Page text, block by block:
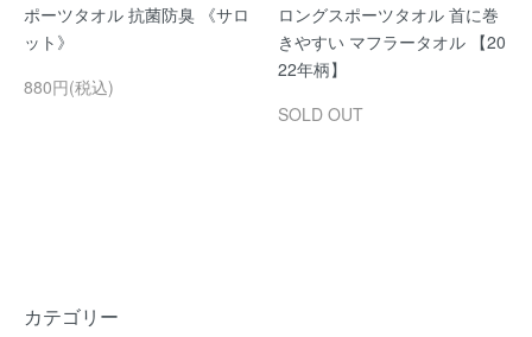
ポーツタオル 抗菌防臭 《サロ
ット》
880円(税込)
ロングスポーツタオル 首に巻
きやすい マフラータオル 【20
22年柄】
SOLD OUT
カテゴリー